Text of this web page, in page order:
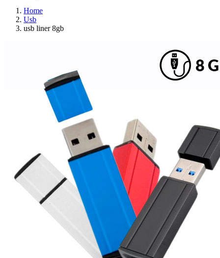
Home
Usb
usb liner 8gb